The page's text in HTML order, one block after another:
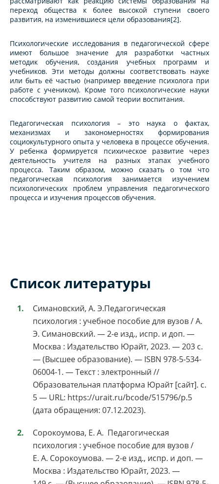
переход общества к более высокой ступени своего
развития, на изменившиеся цели образования[2].
Психологические исследования в педагогической сфере
имеют большое значение для разработки частных
методик обучения, создания учебных программ и
учебников. Эти методы должны соответствовать науке
или быть её частью (например введение психолога при
работе с учеником). Кроме того психологические науки
способствуют развитию самой теории воспитания.
Педагогическая психология – это наука о фактах,
механизмах и закономерностях формирования
социокультурного опыта у человека в процессе обучения.
У ребенка формируется психическое развитие через
деятельность учителя на разных этапах учебного
процесса. Таким образом, можно сказать о том что
педагогическая психология занимается изучением
психологических проблем управления педагогического
процесса и изучения процессов обучения.
Список литературы
Симановский, А. Э.Педагогическая
психология : учебное пособие для вузов / А.
Э. Симановский. — 2-е изд., испр. и доп. —
Москва : Издательство Юрайт, 2023. — 203 с.
— (Высшее образование). — ISBN 978-5-534-
06004-1. — Текст : электронный //
Образовательная платформа Юрайт [сайт]. с.
5 — URL: https://urait.ru/bcode/515796/p.5
(дата обращения: 07.12.2023).
Сорокоумова, Е. А. Педагогическая
психология : учебное пособие для вузов /
Е. А. Сорокоумова. — 2-е изд., испр. и доп. —
Москва : Издательство Юрайт, 2023. —